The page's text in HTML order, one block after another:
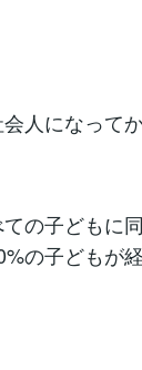
人になって
の子どもに
の子どもが